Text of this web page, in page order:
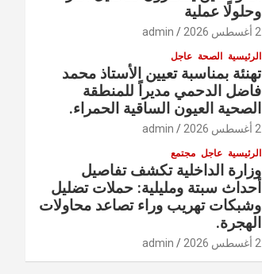
وحلولًا عملية
2 أغسطس 2026 admin
الرئيسية الصحة عاجل
تهنئة بمناسبة تعيين الأستاذ محمد
فاضل الدحمي مديراً للمنطقة
الصحية العيون الساقية الحمراء.
2 أغسطس 2026 admin
الرئيسية عاجل مجتمع
وزارة الداخلية تكشف تفاصيل
أحداث سبتة ومليلية: حملات تضليل
وشبكات تهريب وراء تصاعد محاولات
الهجرة.
2 أغسطس 2026 admin